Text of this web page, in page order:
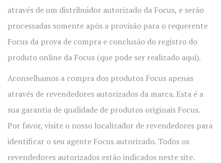
através de um distribuidor autorizado da Focus, e serão
processadas somente após a provisão para o requerente
Focus da prova de compra e conclusão do registro do
produto online da Focus (que pode ser realizado aqui).
Aconselhamos a compra dos produtos Focus apenas
através de revendedores autorizados da marca. Esta é a
sua garantia de qualidade de produtos originais Focus.
Por favor, visite o nosso localizador de revendedores para
identificar o seu agente Focus autorizado. Todos os
revendedores autorizados estão indicados neste site.